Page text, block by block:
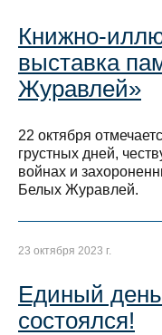
Книжно-
выставка
Журавлей»
22 октября
грустных дней,
войнах и
Белых Журавлей.
23 октября 2023 г.
Единый
состоялся!